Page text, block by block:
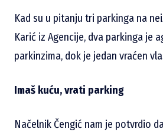
Kad su u pitanju tri parkinga na
Karić iz Agencije, dva parkinga je
parkinzima, dok je jedan vraćen
Imaš kuću,vrati parking
Načelnik Čengić nam je potvrdio